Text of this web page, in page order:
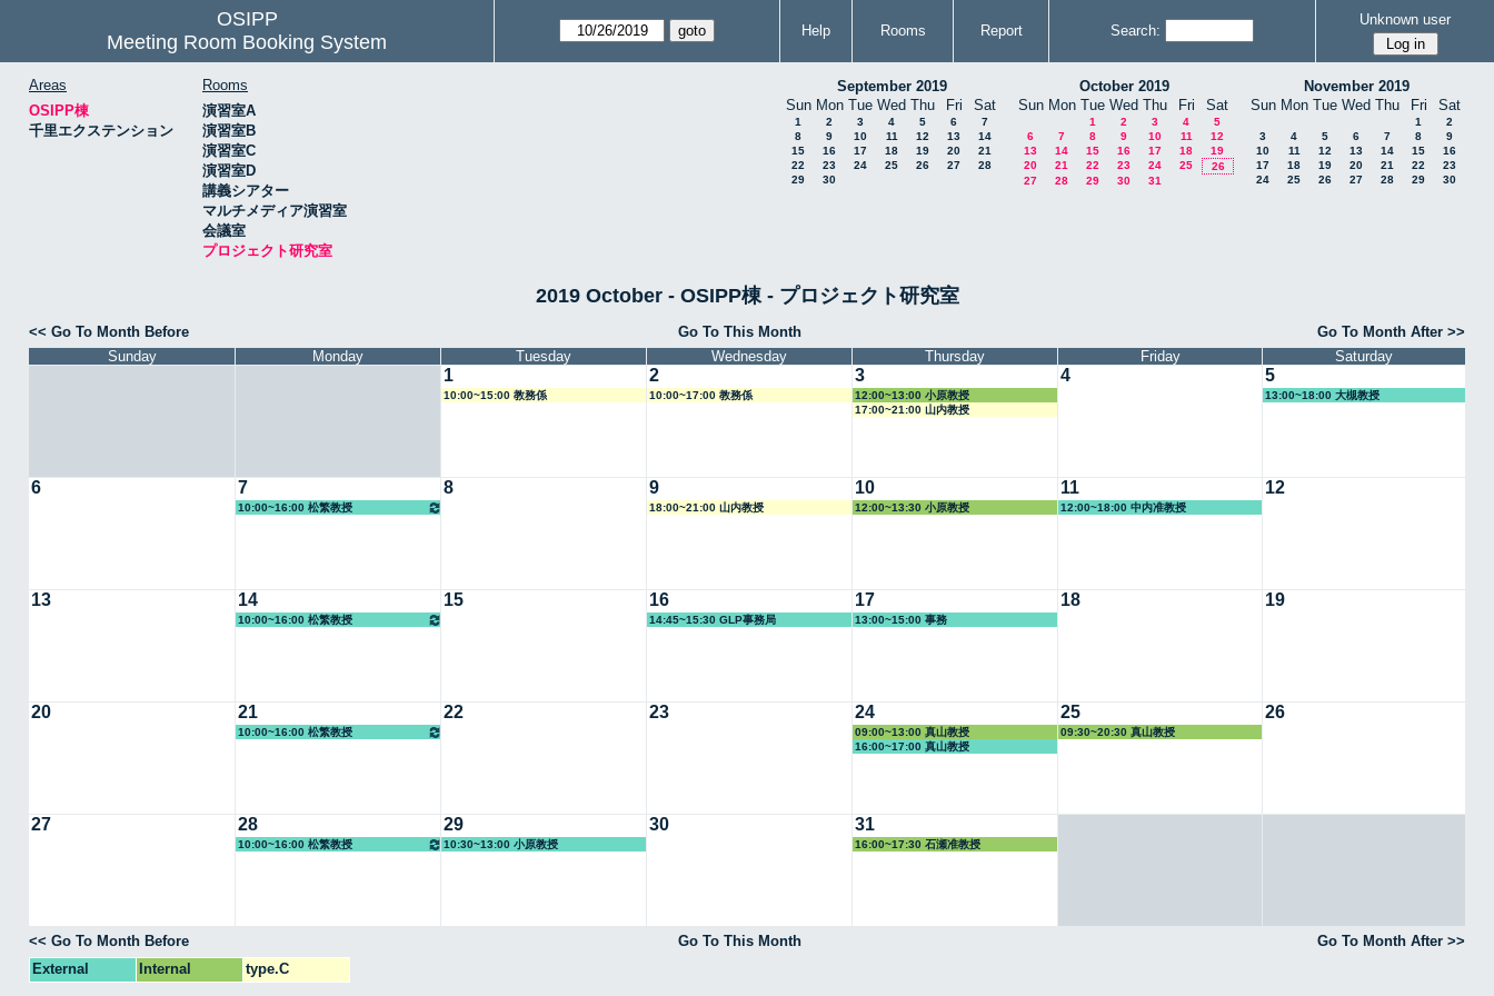
OSIPP
Meeting Room Booking System
Help Rooms Report Search:
Unknown user
Areas
OSIPP棟
千里エクステンション
Rooms
演習室A
演習室B
演習室C
演習室D
講義シアター
マルチメディア演習室
会議室
プロジェクト研究室
September 2019
Sun Mon Tue Wed Thu Fri Sat
1 2 3 4 5 6
7
8
9 10 11 12 13
14
15
16 17 18 19 20
21
22
23 24 25 26 27
28
29
30
October 2019
Sun Mon Tue Wed Thu Fri Sat
1 2 3 4
5
6
7 8 9 10 11
12
13
14 15 16 17 18
19
20
21 22 23 24 25
26
27
28 29 30 31
November 2019
Sun Mon Tue Wed Thu Fri Sat
1
2
3
4 5 6 7 8
9
10
11 12 13 14 15
16
17
18 19 20 21 22
23
24
25 26 27 28 29 30
2019 October - OSIPP棟 - プロジェクト研究室
<< Go To Month Before Go To This Month
Go To Month After >>
Sunday
Monday Tuesday Wednesday Thursday Friday Saturday
1
10:00~15:00 教務係
2
10:00~17:00 教務係
3
12:00~13:00 小原教授
17:00~21:00 山内教授
4 5
13:00~18:00 大槻教授
6 7
10:00~16:00 松繁教授
8 9
18:00~21:00 山内教授
10
12:00~13:30 小原教授
11
12:00~18:00 中内准教授
12
13 14
10:00~16:00 松繁教授
15 16
14:45~15:30 GLP事務局
17
13:00~15:00 事務
18 19
20 21
10:00~16:00 松繁教授
22 23 24
09:00~13:00 真山教授
16:00~17:00 真山教授
25
09:30~20:30 真山教授
26
27 28
10:00~16:00 松繁教授
29
10:30~13:00 小原教授
30 31
16:00~17:30 石瀬准教授
<< Go To Month Before Go To This Month
Go To Month After >>
External
Internal type.C